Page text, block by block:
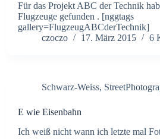
Für das Projekt ABC der Technik
Flugzeuge gefunden . [nggtags
gallery=FlugzeugABCderTechnik]
czoczo
17. März 2015 6
Schwarz-Weiss,
E wie Eisenbahn
Ich weiß nicht wann ich letzte mal